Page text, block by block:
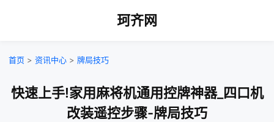
珂齐网
首页 > 资讯中心 > 牌局技巧
快速上手!家用麻将机通用控牌神器_四口机
改装遥控步骤-牌局技巧